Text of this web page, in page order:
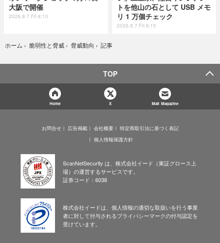
大阪で開催
2026.8.7 Fri 8:10
トを他山の石として USB メモ
リ 1 万個チェック
2026.8.7 Fri 8:15
ホーム › 脆弱性と脅威 › 脅威動向 › 記事
TOP
Home X Mail Magazine
お問合せ 広告掲載 会社概要
特定商取引法に基づく表記
個人情報保護方針
ScanNetSecurity は、株式会社イード（東証グロース上
場）の運営するサービスです。
証券コード：6038
株式会社イードは、個人情報の適切な取扱いを行う事業
者に対して付与されるプライバシーマークの付与認定を
受けています。